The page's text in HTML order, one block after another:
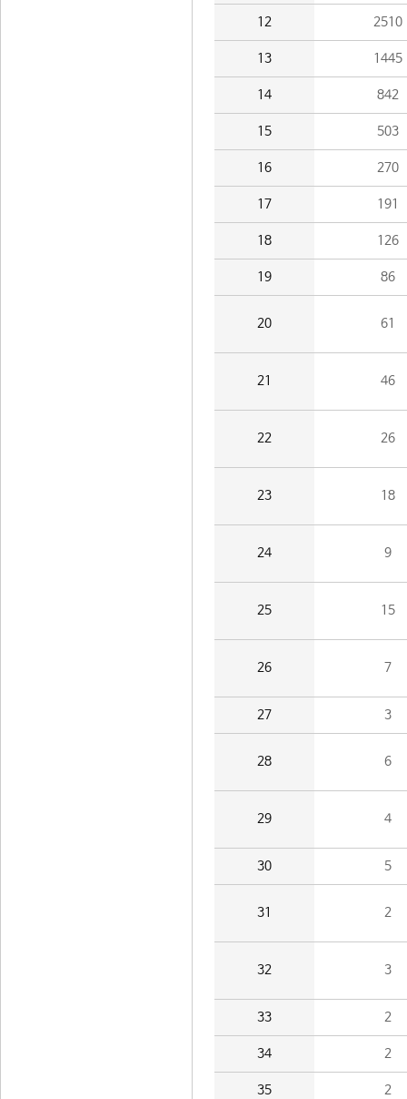
12 2510
13 1445
14 842
15 503
16 270
17 191
18 126
19 86
20 61
21 46
22 26
23 18
24 9
25 15
26 7
27 3
28 6
29 4
30 5
31 2
32 3
33 2
34 2
35 2